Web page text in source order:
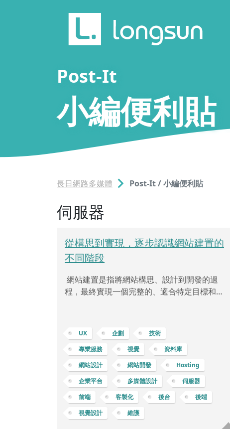
Post-It
小編便利貼
長日網路多媒體 Post-It / 小編便利貼
伺服器
從構思到實現，逐步認識網站建置的
不同階段
網站建置是指將網站構思、設計到開發的過
程，最終實現一個完整的、適合特定目標和需
建置前，需要先定義網站的目標和需求。這包
括了確定網站的受眾、功能、內容和結構。隨
之，網站設計師將根據這些需求和目標，開始
設計網站的外觀和使用者體驗。這包括了視覺
風格、導航、排版、圖形和互動元素等方面。
一旦設計確定，開發團隊開始進行網站的實體
構建。前端開發人員負責建立網站的使用者界
面，後端開發人員則負責伺服器端的運作，確
保網站的正常運行和安
UX 企劃
技術
專業服務
視覺
資料庫
網站設計
網站開發
Hosting
企業平台
多媒體設計
伺服器
前端
客製化 後台
後端
視覺設計
維護